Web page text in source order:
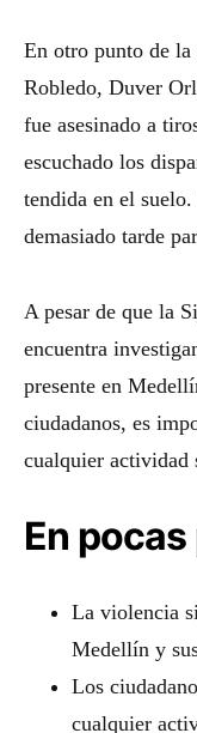
En otro punto de
Robledo, Duver
fue asesinado a
escuchado los
tendida en el
demasiado tarde
A pesar de que la
encuentra
presente en
ciudadanos, es
cualquier actividad
En
La violencia
Medellín y
Los
cualquier